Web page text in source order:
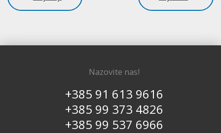
Nazovite nas!
+385 91 613 9616
+385 99 373 4826
+385 99 537 6966